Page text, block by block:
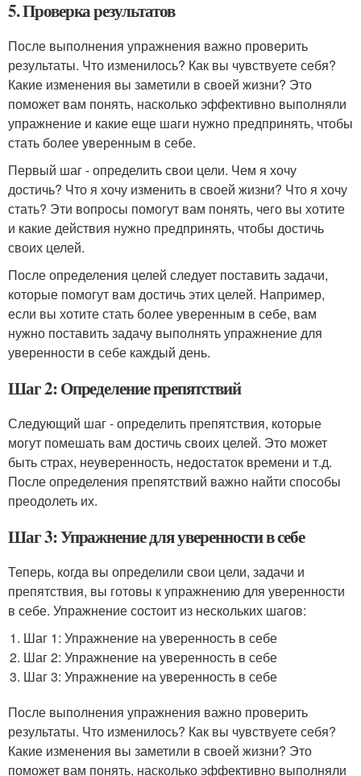
5. Проверка результатов
После выполнения упражнения важно проверить
результаты. Что изменилось? Как вы чувствуете себя?
Какие изменения вы заметили в своей жизни? Это
поможет вам понять, насколько эффективно выполняли
упражнение и какие еще шаги нужно предпринять, чтобы
стать более уверенным в себе.
Первый шаг - определить свои цели. Чем я хочу
достичь? Что я хочу изменить в своей жизни? Что я хочу
стать? Эти вопросы помогут вам понять, чего вы хотите
и какие действия нужно предпринять, чтобы достичь
своих целей.
После определения целей следует поставить задачи,
которые помогут вам достичь этих целей. Например,
если вы хотите стать более уверенным в себе, вам
нужно поставить задачу выполнять упражнение для
уверенности в себе каждый день.
Шаг 2: Определение препятствий
Следующий шаг - определить препятствия, которые
могут помешать вам достичь своих целей. Это может
быть страх, неуверенность, недостаток времени и т.д.
После определения препятствий важно найти способы
преодолеть их.
Шаг 3: Упражнение для уверенности в себе
Теперь, когда вы определили свои цели, задачи и
препятствия, вы готовы к упражнению для уверенности
в себе. Упражнение состоит из нескольких шагов:
Шаг 1: Упражнение на уверенность в себе
Шаг 2: Упражнение на уверенность в себе
Шаг 3: Упражнение на уверенность в себе
После выполнения упражнения важно проверить
результаты. Что изменилось? Как вы чувствуете себя?
Какие изменения вы заметили в своей жизни? Это
поможет вам понять, насколько эффективно выполняли